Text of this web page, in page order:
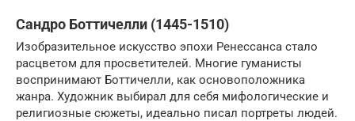
Сандро Боттичелли (1445-1510)
Изобразительное искусство эпохи Ренессанса стало
расцветом для просветителей. Многие гуманисты
воспринимают Боттичелли, как основоположника
жанра. Художник выбирал для себя мифологические и
религиозные сюжеты, идеально писал портреты людей.